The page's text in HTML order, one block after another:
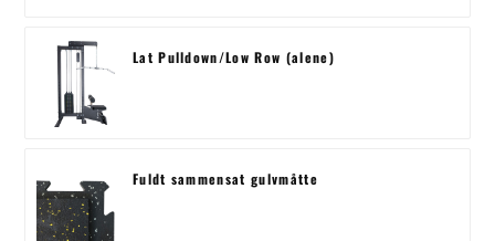
Lat Pulldown/Low Row (alene)
Fuldt sammensat gulvmåtte